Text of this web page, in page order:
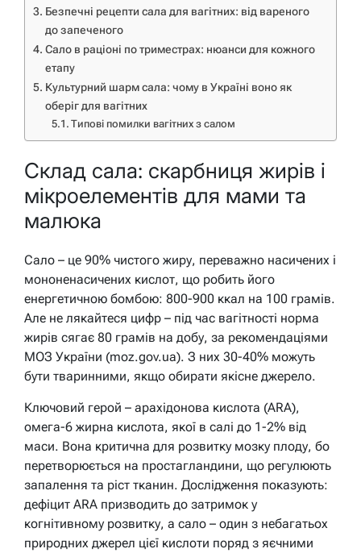
Безпечні рецепти сала для вагітних: від вареного
до запеченого
Сало в раціоні по триместрах: нюанси для кожного
етапу
Культурний шарм сала: чому в Україні воно як
оберіг для вагітних
Типові помилки вагітних з салом
Склад сала: скарбниця жирів і
мікроелементів для мами та
малюка
Сало – це 90% чистого жиру, переважно насичених і
мононенасичених кислот, що робить його
енергетичною бомбою: 800-900 ккал на 100 грамів.
Але не лякайтеся цифр – під час вагітності норма
жирів сягає 80 грамів на добу, за рекомендаціями
МОЗ України (moz.gov.ua). З них 30-40% можуть
бути тваринними, якщо обирати якісне джерело.
Ключовий герой – арахідонова кислота (ARA),
омега-6 жирна кислота, якої в салі до 1-2% від
маси. Вона критична для розвитку мозку плоду, бо
перетворюється на простагландини, що регулюють
запалення та ріст тканин. Дослідження показують:
дефіцит ARA призводить до затримок у
когнітивному розвитку, а сало – один з небагатьох
природних джерел цієї кислоти поряд з яєчними